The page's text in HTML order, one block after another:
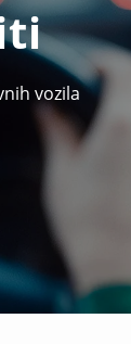
vozila